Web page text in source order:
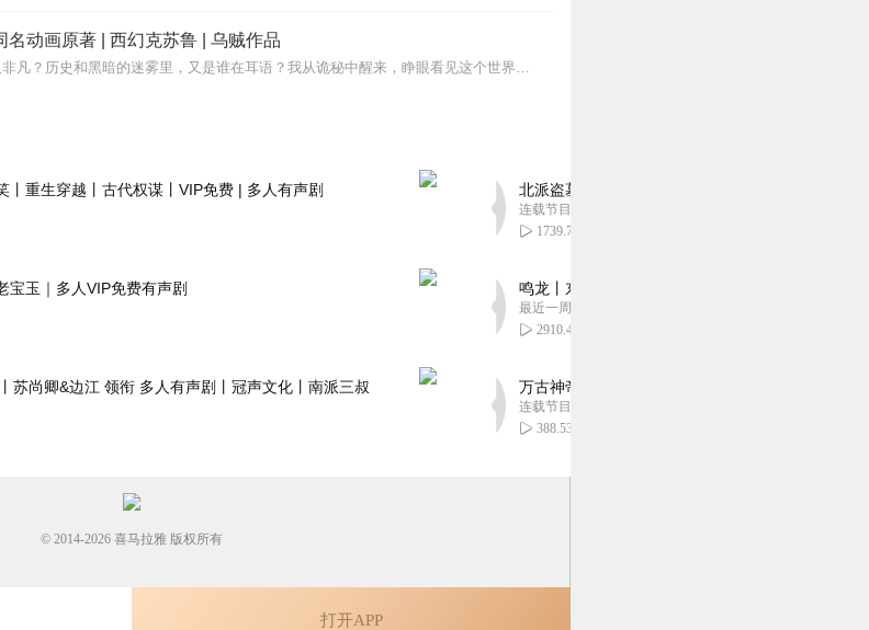
数一流 就是不知道写了点啥
名动画原著 | 西幻克苏鲁 | 乌贼作品
蒸汽与机械的浪潮中，谁能触及非凡？历史和黑暗的迷雾里，又是谁在耳语？我从诡秘中醒来，睁眼看见这个世界：枪械，大炮，巨舰，飞空艇，差分机；魔药，占卜，诅咒，倒吊人...
丨重生穿越丨古代权谋丨VIP免费 | 多人有声剧
宝玉｜多人VIP免费有声剧
苏尚卿&边江 领衔 多人有声剧丨冠声文化丨南派三叔
北派盗墓笔记丨头陀渊出品丨悬疑灵异丨摸金校尉
连载节目超五百集
1739.78万
鸣龙丨东方玄幻丨紫襟团队丨轻松搞笑丨多人有声
最近一周更新
2910.47万
万古神帝丨玄幻丨热血丨紫襟团队演播丨多人有声
连载节目超二百集
388.53万
打开APP
© 2014-2026 喜马拉雅 版权所有